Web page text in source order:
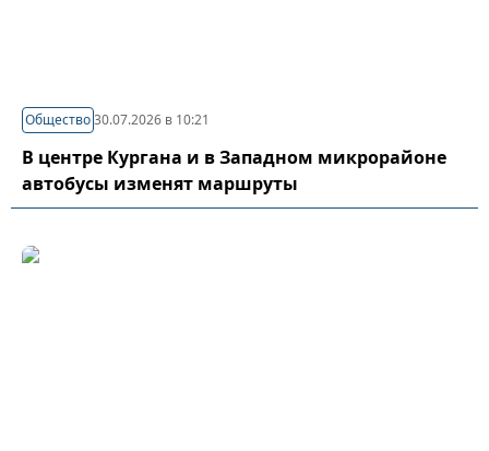
Общество30.07.2026 в 10:21
В центре Кургана и в Западном микрорайоне
автобусы изменят маршруты